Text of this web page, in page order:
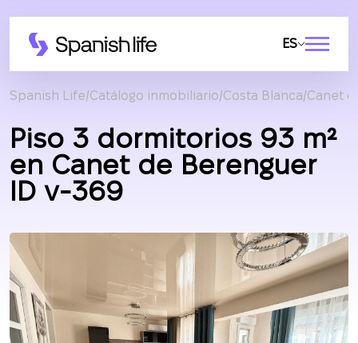
ES
Spanish Life Catálogo inmobiliario Costa Blanca Canet
Piso 3 dormitorios 93 m²
en Canet de Berenguer
ID v-369